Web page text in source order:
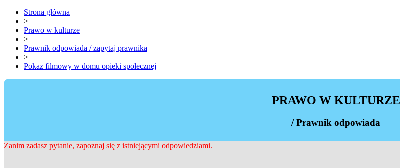
Strona główna
>
Prawo w kulturze
>
Prawnik odpowiada / zapytaj prawnika
>
Pokaz filmowy w domu opieki społecznej
PRAWO W KULTURZE
/ Prawnik odpowiada
Zanim zadasz pytanie, zapoznaj się z istniejącymi odpowiedziami.